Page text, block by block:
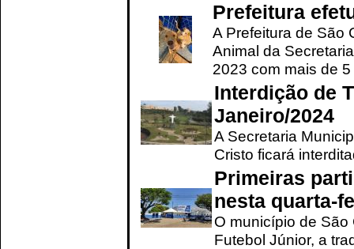
Prefeitura
A Prefeitura de São
Animal da
2023 com mais de 5
Interdição de
Janeiro/2024
A Secretaria
Cristo ficará
Primeiras
nesta quarta-
O município de
Futebol Júnior, a